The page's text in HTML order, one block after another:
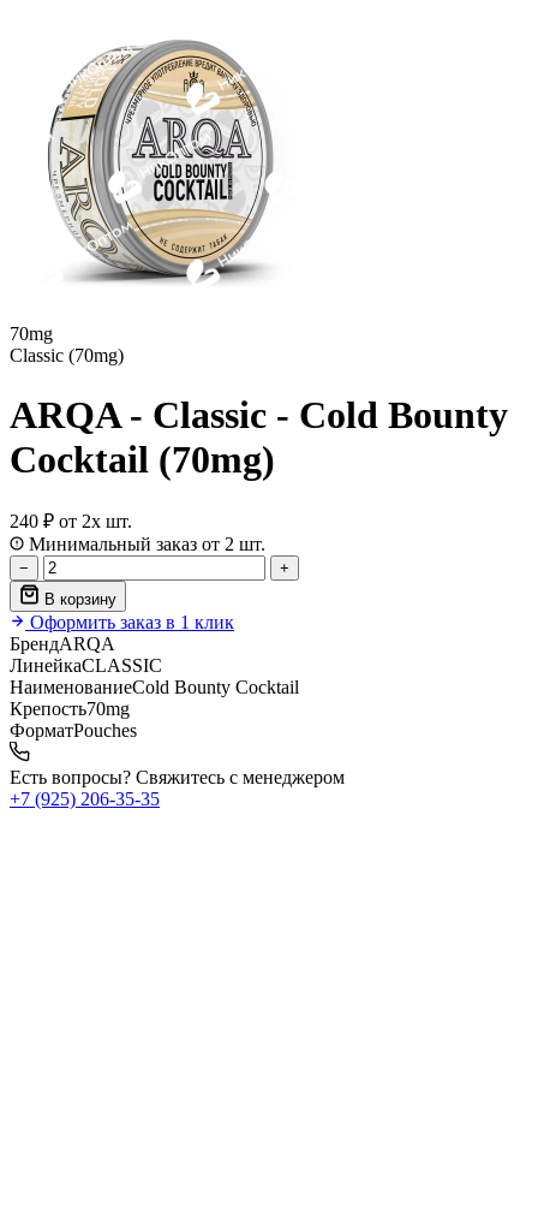
70mg
Classic (70mg)
ARQA - Classic - Cold Bounty
Cocktail (70mg)
240 ₽ от 2х шт.
Минимальный заказ от 2 шт.
−
+
В корзину
Оформить заказ в 1 клик
БрендARQA
ЛинейкаCLASSIC
НаименованиеCold Bounty Cocktail
Крепость70mg
ФорматPouches
Есть вопросы? Свяжитесь с менеджером
+7 (925) 206‑35‑35